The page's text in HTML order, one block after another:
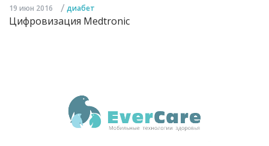
19 июн 2016 / диабет
Цифровизация Medtronic